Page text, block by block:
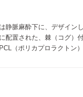
静脈麻酔下に、デザイン
配置された、棘（コグ）
（ポリカプロラクトン）